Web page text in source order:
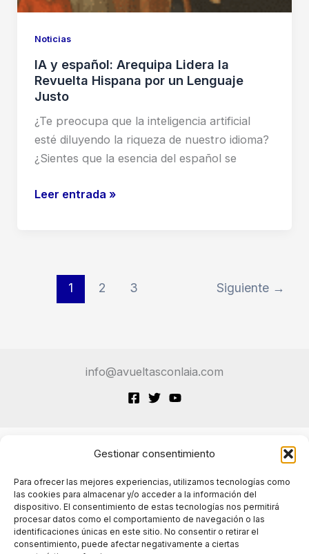
Gestionar consentimiento
Para ofrecer las mejores experiencias, utilizamos tecnologías como
las cookies para almacenar y/o acceder a la información del
dispositivo. El consentimiento de estas tecnologías nos permitirá
procesar datos como el comportamiento de navegación o las
identificaciones únicas en este sitio. No consentir o retirar el
consentimiento, puede afectar negativamente a ciertas
Noticias
IA y español: Arequipa Lidera la
Revuelta Hispana por un Lenguaje
Justo
¿Te preocupa que la inteligencia artificial
esté diluyendo la riqueza de nuestro idioma?
¿Sientes que la esencia del español se
IA
Revuelta
Leer entrada »
1 2 3 Siguiente →
info@avueltasconlaia.com
Políticas de cookies